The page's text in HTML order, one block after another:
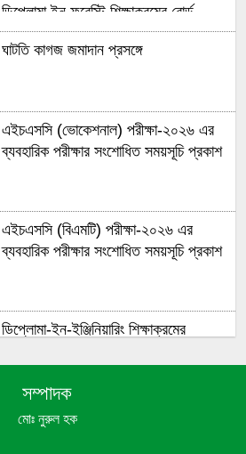
ডিপ্লোমা ইন ফরেস্টি শিক্ষাক্রমের বোর্ড
সমাপনী পরীক্ষা- ২০২৫ (বিজোড় পর্ব) এর
ব্যবহারিক কেন্দ্র তালিকা
ঘাটতি কাগজ জমাদান প্রসঙ্গে
এইচএসসি (ভোকেশনাল) পরীক্ষা-২০২৬ এর
ব্যবহারিক পরীক্ষার সংশোধিত সময়সূচি প্রকাশ
এইচএসসি (বিএমটি) পরীক্ষা-২০২৬ এর
ব্যবহারিক পরীক্ষার সংশোধিত সময়সূচি প্রকাশ
ডিপ্লোমা-ইন-ইঞ্জিনিয়ারিং শিক্ষাক্রমের
স্মারক ও তারিখের বিকল্প প্রতিলিপি)
সম্পাদক
মোঃ নুরুল হক